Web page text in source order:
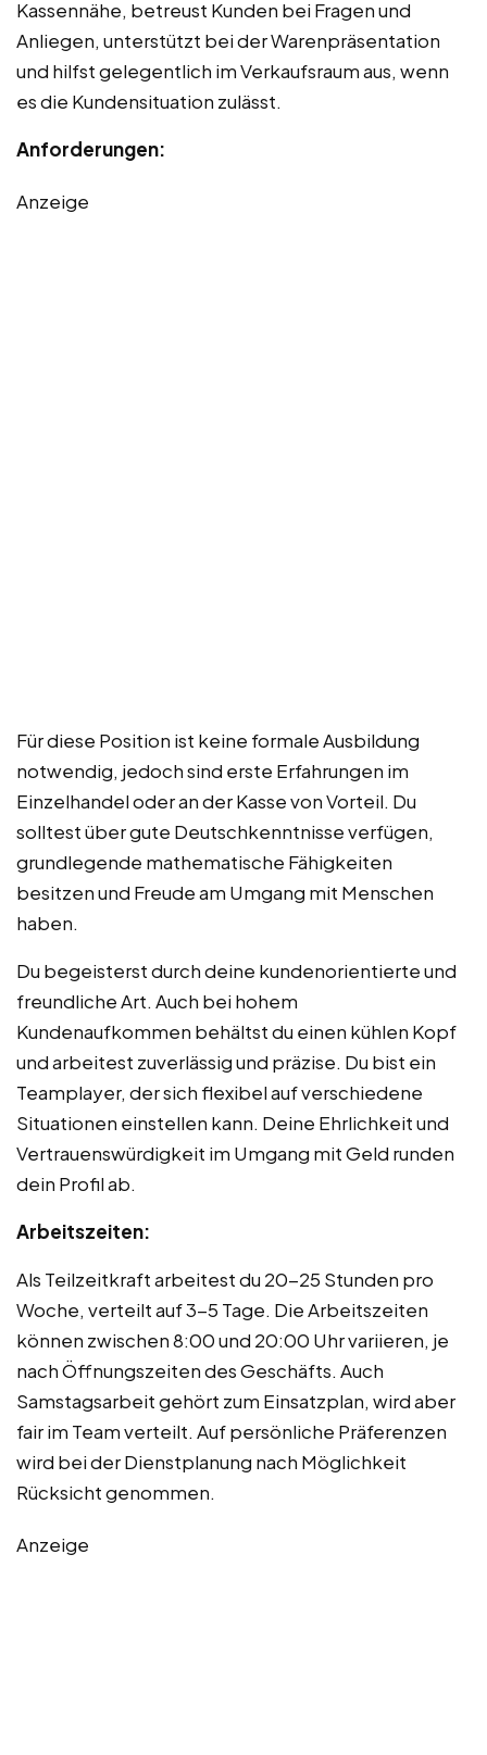
Kassennähe, betreust Kunden bei Fragen und
Anliegen, unterstützt bei der Warenpräsentation
und hilfst gelegentlich im Verkaufsraum aus, wenn
es die Kundensituation zulässt.
Anforderungen:
Anzeige
Für diese Position ist keine formale Ausbildung
notwendig, jedoch sind erste Erfahrungen im
Einzelhandel oder an der Kasse von Vorteil. Du
solltest über gute Deutschkenntnisse verfügen,
grundlegende mathematische Fähigkeiten
besitzen und Freude am Umgang mit Menschen
haben.
Du begeisterst durch deine kundenorientierte und
freundliche Art. Auch bei hohem
Kundenaufkommen behältst du einen kühlen Kopf
und arbeitest zuverlässig und präzise. Du bist ein
Teamplayer, der sich flexibel auf verschiedene
Situationen einstellen kann. Deine Ehrlichkeit und
Vertrauenswürdigkeit im Umgang mit Geld runden
dein Profil ab.
Arbeitszeiten:
Als Teilzeitkraft arbeitest du 20-25 Stunden pro
Woche, verteilt auf 3-5 Tage. Die Arbeitszeiten
können zwischen 8:00 und 20:00 Uhr variieren, je
nach Öffnungszeiten des Geschäfts. Auch
Samstagsarbeit gehört zum Einsatzplan, wird aber
fair im Team verteilt. Auf persönliche Präferenzen
wird bei der Dienstplanung nach Möglichkeit
Rücksicht genommen.
Anzeige